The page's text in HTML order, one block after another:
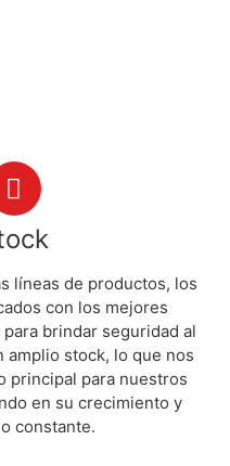
líneas de productos, los
con los mejores
brindar seguridad al
amplio stock, lo que nos
principal para nuestros
en su crecimiento y
constante.